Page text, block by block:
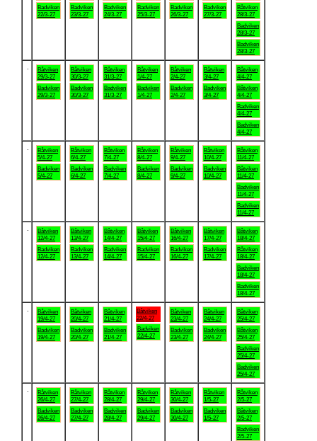
Badviken
22/3-27
Badviken
23/3-27
Badviken
24/3-27
Badviken
25/3-27
Badviken
26/3-27
Badviken
27/3-27
Båtviken
28/3-27
Badviken
28/3-27
Badviken
28/3-27
Båtviken
29/3-27
Badviken
29/3-27
Båtviken
30/3-27
Badviken
30/3-27
Båtviken
31/3-27
Badviken
31/3-27
Båtviken
1/4-27
Badviken
1/4-27
Båtviken
2/4-27
Badviken
2/4-27
Båtviken
3/4-27
Badviken
3/4-27
Båtviken
4/4-27
Båtviken
4/4-27
Badviken
4/4-27
Badviken
4/4-27
Båtviken
5/4-27
Badviken
5/4-27
Båtviken
6/4-27
Badviken
6/4-27
Båtviken
7/4-27
Badviken
7/4-27
Båtviken
8/4-27
Badviken
8/4-27
Båtviken
9/4-27
Badviken
9/4-27
Båtviken
10/4-27
Badviken
10/4-27
Båtviken
11/4-27
Båtviken
11/4-27
Badviken
11/4-27
Badviken
11/4-27
Båtviken
12/4-27
Badviken
12/4-27
Båtviken
13/4-27
Badviken
13/4-27
Båtviken
14/4-27
Badviken
14/4-27
Båtviken
15/4-27
Badviken
15/4-27
Båtviken
16/4-27
Badviken
16/4-27
Båtviken
17/4-27
Badviken
17/4-27
Båtviken
18/4-27
Båtviken
18/4-27
Badviken
18/4-27
Badviken
18/4-27
Båtviken
19/4-27
Badviken
19/4-27
Båtviken
20/4-27
Badviken
20/4-27
Båtviken
21/4-27
Badviken
21/4-27
Båtviken
22/4-27
Badviken
22/4-27
Båtviken
23/4-27
Badviken
23/4-27
Båtviken
24/4-27
Badviken
24/4-27
Båtviken
25/4-27
Båtviken
25/4-27
Badviken
25/4-27
Badviken
25/4-27
Båtviken
26/4-27
Badviken
26/4-27
Båtviken
27/4-27
Badviken
27/4-27
Båtviken
28/4-27
Badviken
28/4-27
Båtviken
29/4-27
Badviken
29/4-27
Båtviken
30/4-27
Badviken
30/4-27
Båtviken
1/5-27
Badviken
1/5-27
Båtviken
2/5-27
Båtviken
2/5-27
Badviken
2/5-27